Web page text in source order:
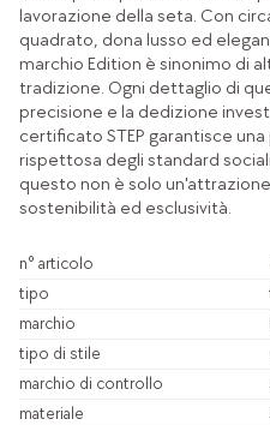
lavorazione della seta. Con
quadrato, dona lusso ed
marchio Edition è sinonimo di
tradizione. Ogni dettaglio di
precisione e la dedizione
certificato STEP garantisce
rispettosa degli standard
questo non è solo
sostenibilità ed esclusività.
n° articolo
tipo
marchio
tipo di stile
marchio di controllo
materiale